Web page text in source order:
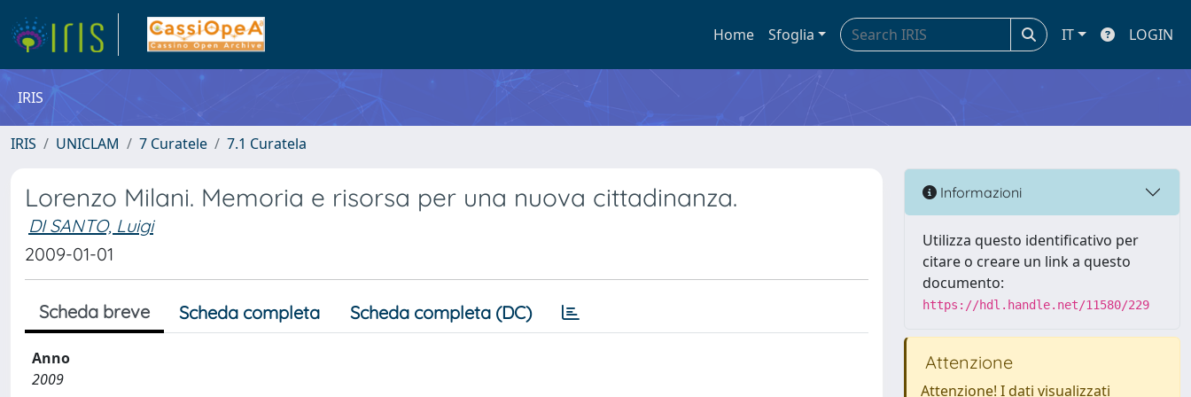
Home Sfoglia IT LOGIN
IRIS
IRIS UNICLAM 7 Curatele 7.1 Curatela
Lorenzo Milani. Memoria e risorsa per una nuova cittadinanza.
DI SANTO, Luigi
2009-01-01
Scheda breve Scheda completa Scheda completa (DC)
Anno
2009
Informazioni
Utilizza questo identificativo per
citare o creare un link a questo
documento:
https://hdl.handle.net/11580/229
Attenzione
Attenzione! I dati visualizzati